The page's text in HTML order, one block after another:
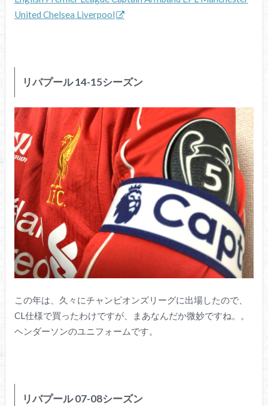
United Chelsea Liverpool
リバプール 14-15シーズン
この年は、久々にチャンピオンズリーグに出場したので、
CL仕様で買ったわけですが、まあなんだか微妙ですね。。
ヘンダーソンのユニフォームです。
リバプール 07-08シーズン